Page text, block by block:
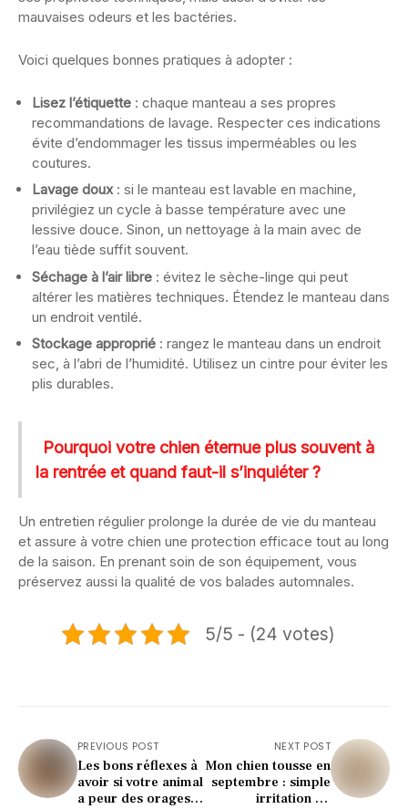
mauvaises odeurs et les bactéries.
Voici quelques bonnes pratiques à adopter :
Lisez l’étiquette : chaque manteau a ses propres
recommandations de lavage. Respecter ces indications
évite d’endommager les tissus imperméables ou les
coutures.
Lavage doux: si le manteau est lavable en machine,
privilégiez un cycle à basse température avec une
lessive douce. Sinon, un nettoyage à la main avec de
l’eau tiède suffit souvent.
Séchage à l’air libre : évitez le sèche-linge qui peut
altérer les matières techniques. Étendez le manteau dans
un endroit ventilé.
Stockage approprié : rangez le manteau dans un endroit
sec, à l’abri de l’humidité. Utilisez un cintre pour éviter les
plis durables.
Pourquoi votre chien éternue plus souvent à
la rentrée et quand faut-il s’inquiéter ?
Un entretien régulier prolonge la durée de vie du manteau
et assure à votre chien une protection efficace tout au long
de la saison. En prenant soin de son équipement, vous
préservez aussi la qualité de vos balades automnales.
5/5 - (24 votes)
PREVIOUS POST
Les bons réflexes à
avoir si votre animal
a peur des orages
NEXT POST
Mon chien tousse en
septembre : simple
irritation ou